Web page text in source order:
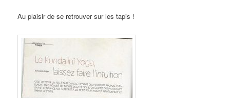
Au plaisir de se retrouver sur les tapis !